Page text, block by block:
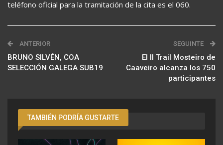
teléfono oficial para la tramitación de la cita es el 060.
ANTERIOR
BRUNO SILVÉN, COA
SELECCIÓN GALEGA SUB19
SEGUINTE
El II Trail Mosteiro de
Caaveiro alcanza los 750
participantes
TAMBIÉN PODRÍA GUSTARTE